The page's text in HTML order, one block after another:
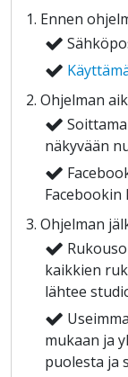
Ennen
Ohjelman
näkyvään
Ohjelman
kaikkien
lähtee
mukaan ja
puolesta ja